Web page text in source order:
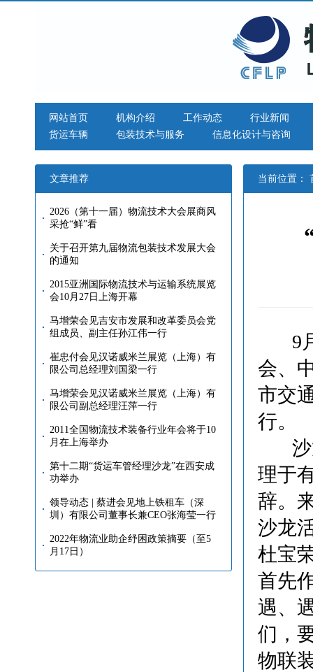
网站首页 机构介绍 工作动态
行业新闻
货运车辆
包装技术与服务 信息化设计与咨询
文章推荐
2026（第十一届）物流技术大会展商风
采抢“鲜”看
关于召开第九届物流包装技术发展大会
的通知
2015亚洲国际物流技术与运输系统展览
会10月27日上海开幕
马增荣会见吉安市发展和改革委员会党
组成员、副主任孙江伟一行
崔忠付会见汉诺威米兰展览（上海）有
限公司总经理刘国梁一行
马增荣会见汉诺威米兰展览（上海）有
限公司副总经理汪萍一行
2011全国物流技术装备行业年会将于10
月在上海举办
第十二期“货运车管经理沙龙”在西安成
功举办
领导动态 | 蔡进会见地上铁租车（深
圳）有限公司董事长兼CEO张海莹一行
2022年物流业助企纾困政策摘要（至5
月17日）
当前位置：
9月
会、
市交
行。
沙
理于
辞。
沙龙
杜宝
首先
遇、
们，
物联